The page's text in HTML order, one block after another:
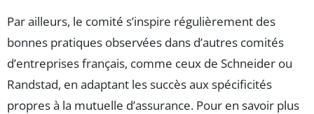
Par ailleurs, le comité s’inspire régulièrement des
bonnes pratiques observées dans d’autres comités
d’entreprises français, comme ceux de Schneider ou
Randstad, en adaptant les succès aux spécificités
propres à la mutuelle d’assurance. Pour en savoir plus